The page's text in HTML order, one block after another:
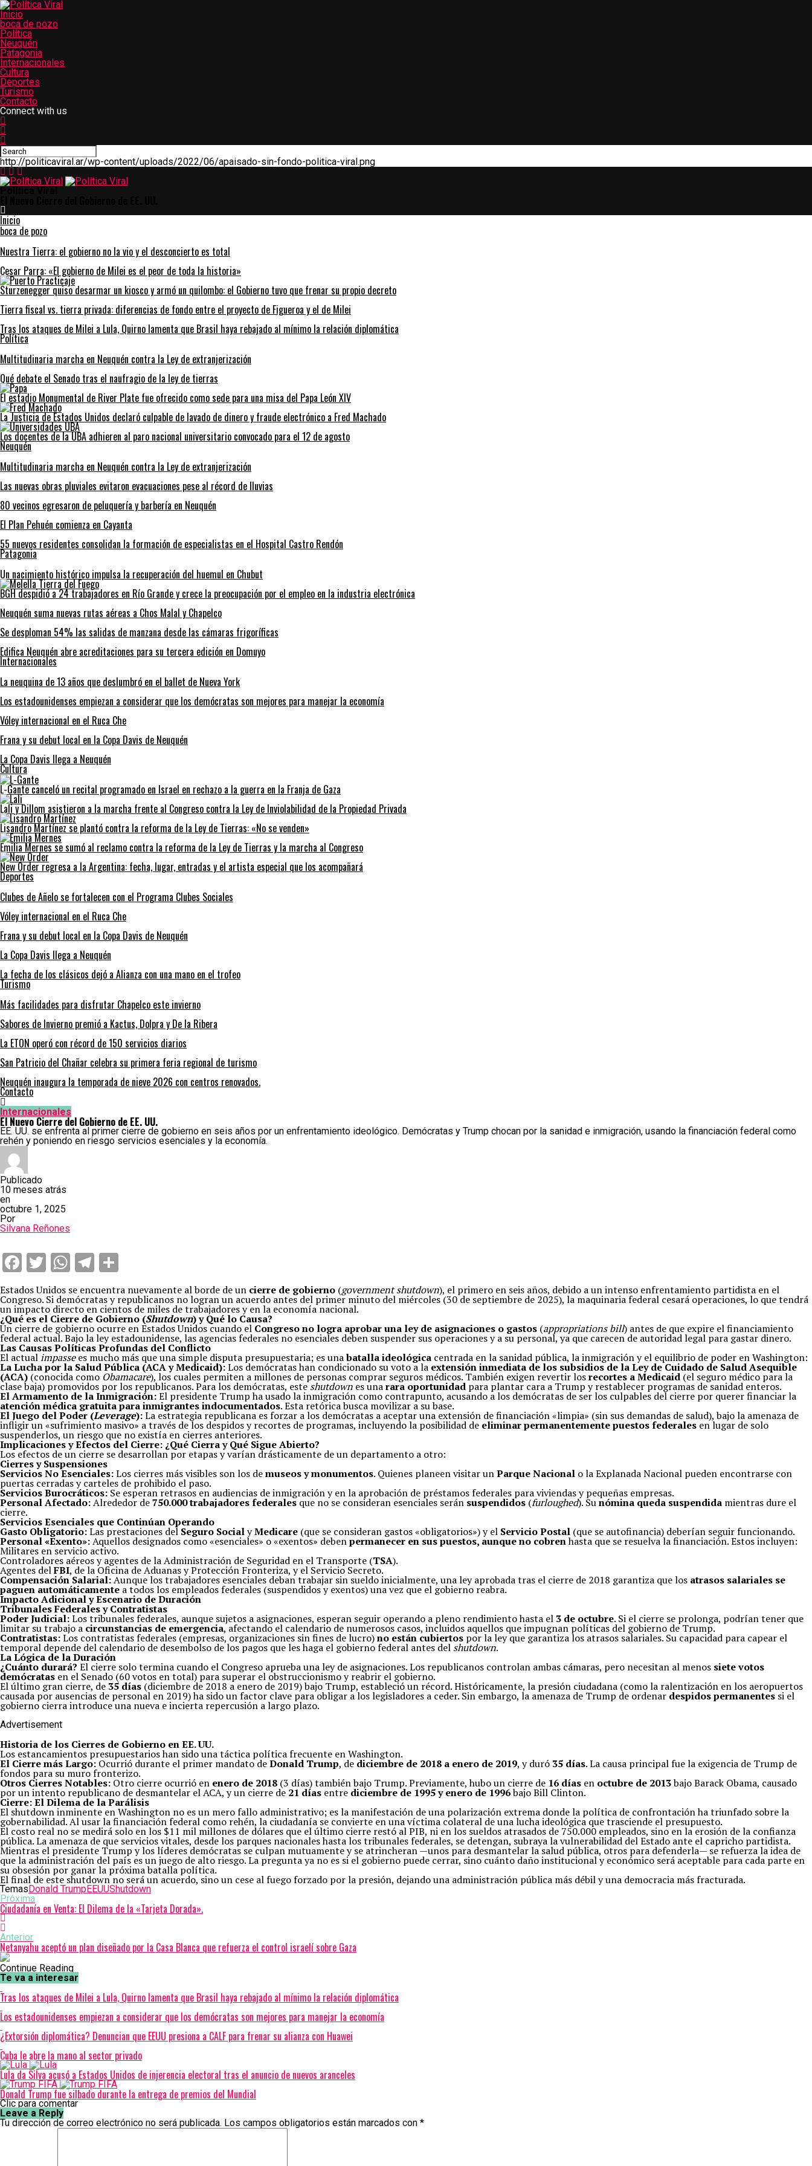
Inicio
boca de pozo
Política
Neuquén
Patagonia
Internacionales
Cultura
Deportes
Turismo
Contacto
Connect with us
http://politicaviral.ar/wp-content/uploads/2022/06/apaisado-sin-fondo-politica-viral.png
Inicio
boca de pozo
Nuestra Tierra: el gobierno no la vio y el desconcierto es total
Cesar Parra: «El gobierno de Milei es el peor de toda la historia»
Sturzenegger quiso desarmar un kiosco y armó un quilombo: el Gobierno tuvo que frenar su propio decreto
Tierra fiscal vs. tierra privada: diferencias de fondo entre el proyecto de Figueroa y el de Milei
Tras los ataques de Milei a Lula, Quirno lamenta que Brasil haya rebajado al mínimo la relación diplomática
Política
Multitudinaria marcha en Neuquén contra la Ley de extranjerización
Qué debate el Senado tras el naufragio de la ley de tierras
El estadio Monumental de River Plate fue ofrecido como sede para una misa del Papa León XIV
La Justicia de Estados Unidos declaró culpable de lavado de dinero y fraude electrónico a Fred Machado
Los docentes de la UBA adhieren al paro nacional universitario convocado para el 12 de agosto
Neuquén
Multitudinaria marcha en Neuquén contra la Ley de extranjerización
Las nuevas obras pluviales evitaron evacuaciones pese al récord de lluvias
80 vecinos egresaron de peluquería y barbería en Neuquén
El Plan Pehuén comienza en Cayanta
55 nuevos residentes consolidan la formación de especialistas en el Hospital Castro Rendón
Patagonia
Un nacimiento histórico impulsa la recuperación del huemul en Chubut
BGH despidió a 24 trabajadores en Río Grande y crece la preocupación por el empleo en la industria electrónica
Neuquén suma nuevas rutas aéreas a Chos Malal y Chapelco
Se desploman 54% las salidas de manzana desde las cámaras frigoríficas
Edifica Neuquén abre acreditaciones para su tercera edición en Domuyo
Internacionales
La neuquina de 13 años que deslumbró en el ballet de Nueva York
Los estadounidenses empiezan a considerar que los demócratas son mejores para manejar la economía
Vóley internacional en el Ruca Che
Frana y su debut local en la Copa Davis de Neuquén
La Copa Davis llega a Neuquén
Cultura
L-Gante canceló un recital programado en Israel en rechazo a la guerra en la Franja de Gaza
Lali y Dillom asistieron a la marcha frente al Congreso contra la Ley de Inviolabilidad de la Propiedad Privada
Lisandro Martínez se plantó contra la reforma de la Ley de Tierras: «No se venden»
Emilia Mernes se sumó al reclamo contra la reforma de la Ley de Tierras y la marcha al Congreso
New Order regresa a la Argentina: fecha, lugar, entradas y el artista especial que los acompañará
Deportes
Clubes de Añelo se fortalecen con el Programa Clubes Sociales
Vóley internacional en el Ruca Che
Frana y su debut local en la Copa Davis de Neuquén
La Copa Davis llega a Neuquén
La fecha de los clásicos dejó a Alianza con una mano en el trofeo
Turismo
Más facilidades para disfrutar Chapelco este invierno
Sabores de Invierno premió a Kactus, Dolpra y De la Ribera
La ETON operó con récord de 150 servicios diarios
San Patricio del Chañar celebra su primera feria regional de turismo
Neuquén inaugura la temporada de nieve 2026 con centros renovados.
Contacto
Internacionales
El Nuevo Cierre del Gobierno de EE. UU.
EE. UU. se enfrenta al primer cierre de gobierno en seis años por un enfrentamiento ideológico. Demócratas y Trump chocan por la sanidad e inmigración, usando la financiación federal como
rehén y poniendo en riesgo servicios esenciales y la economía.
Publicado
10 meses atrás
en
octubre 1, 2025
Por
Silvana Reñones
Facebook
Twitter
WhatsApp
Telegram
Estados Unidos se encuentra nuevamente al borde de un cierre de gobierno (government shutdown), el primero en seis años, debido a un intenso enfrentamiento partidista en el
Congreso. Si demócratas y republicanos no logran un acuerdo antes del primer minuto del miércoles (30 de septiembre de 2025), la maquinaria federal cesará operaciones, lo que tendrá
un impacto directo en cientos de miles de trabajadores y en la economía nacional.
¿Qué es el Cierre de Gobierno (Shutdown) y Qué lo Causa?
Un cierre de gobierno ocurre en Estados Unidos cuando el Congreso no logra aprobar una ley de asignaciones o gastos (appropriations bill) antes de que expire el financiamiento
federal actual. Bajo la ley estadounidense, las agencias federales no esenciales deben suspender sus operaciones y a su personal, ya que carecen de autoridad legal para gastar dinero.
Las Causas Políticas Profundas del Conflicto
El actualimpassees mucho más que una simple disputa presupuestaria; es unabatalla ideológica centrada en la sanidad pública, la inmigración y el equilibrio de poder en Washington:
La Lucha por la Salud Pública (ACA y Medicaid):Los demócratas han condicionado su voto a la extensión inmediata de los subsidios de la Ley de Cuidado de Salud Asequible
(ACA) (conocida como Obamacare), los cuales permiten a millones de personas comprar seguros médicos. También exigen revertir losrecortes a Medicaid (el seguro médico para la
clase baja) promovidos por los republicanos. Para los demócratas, esteshutdown es unarara oportunidad para plantar cara a Trump y restablecer programas de sanidad enteros.
El Armamento de la Inmigración:El presidente Trump ha usado la inmigración como contrapunto, acusando a los demócratas de ser los culpables del cierre por querer financiar la
atención médica gratuita para inmigrantes indocumentados. Esta retórica busca movilizar a su base.
El Juego del Poder (Leverage):La estrategia republicana es forzar a los demócratas a aceptar una extensión de financiación «limpia» (sin sus demandas de salud), bajo la amenaza de
infligir un «sufrimiento masivo» a través de los despidos y recortes de programas, incluyendo la posibilidad de eliminar permanentemente puestos federales en lugar de solo
suspenderlos, un riesgo que no existía en cierres anteriores.
Implicaciones y Efectos del Cierre: ¿Qué Cierra y Qué Sigue Abierto?
Los efectos de un cierre se desarrollan por etapas y varían drásticamente de un departamento a otro:
Cierres y Suspensiones
Servicios No Esenciales:Los cierres más visibles son los demuseos y monumentos. Quienes planeen visitar unParque Nacional o la Explanada Nacional pueden encontrarse con
puertas cerradas y carteles de prohibido el paso.
Servicios Burocráticos: Se esperan retrasos en audiencias de inmigración y en la aprobación de préstamos federales para viviendas y pequeñas empresas.
Personal Afectado:Alrededor de750.000 trabajadores federales que no se consideran esenciales serán suspendidos (furloughed). Sunómina queda suspendida mientras dure el
cierre.
Servicios Esenciales que Continúan Operando
Gasto Obligatorio:Las prestaciones del Seguro SocialyMedicare (que se consideran gastos «obligatorios») y el Servicio Postal (que se autofinancia) deberían seguir funcionando.
Personal «Exento»:Aquellos designados como «esenciales» o «exentos» debenpermanecer en sus puestos, aunque no cobrenhasta que se resuelva la financiación. Estos incluyen:
Militares en servicio activo.
Controladores aéreos y agentes de la Administración de Seguridad en el Transporte (TSA).
Agentes delFBI, de la Oficina de Aduanas y Protección Fronteriza, y el Servicio Secreto.
Compensación Salarial:Aunque los trabajadores esenciales deban trabajar sin sueldo inicialmente, una ley aprobada tras el cierre de 2018 garantiza que los atrasos salariales se
paguen automáticamente a todos los empleados federales (suspendidos y exentos) una vez que el gobierno reabra.
Impacto Adicional y Escenario de Duración
Tribunales Federales y Contratistas
Poder Judicial:Los tribunales federales, aunque sujetos a asignaciones, esperan seguir operando a pleno rendimiento hasta el 3 de octubre. Si el cierre se prolonga, podrían tener que
limitar su trabajo a circunstancias de emergencia, afectando el calendario de numerosos casos, incluidos aquellos que impugnan políticas del gobierno de Trump.
Contratistas:Los contratistas federales (empresas, organizaciones sin fines de lucro)no están cubiertos por la ley que garantiza los atrasos salariales. Su capacidad para capear el
temporal depende del calendario de desembolso de los pagos que les haga el gobierno federal antes del shutdown.
La Lógica de la Duración
¿Cuánto durará? El cierre solo termina cuando el Congreso aprueba una ley de asignaciones. Los republicanos controlan ambas cámaras, pero necesitan al menos siete votos
demócratas en el Senado (60 votos en total) para superar el obstruccionismo y reabrir el gobierno.
El último gran cierre, de 35 días (diciembre de 2018 a enero de 2019) bajo Trump, estableció un récord. Históricamente, la presión ciudadana (como la ralentización en los aeropuertos
causada por ausencias de personal en 2019) ha sido un factor clave para obligar a los legisladores a ceder. Sin embargo, la amenaza de Trump de ordenar despidos permanentes si el
gobierno cierra introduce una nueva e incierta repercusión a largo plazo.
Advertisement
Historia de los Cierres de Gobierno en EE. UU.
Los estancamientos presupuestarios han sido una táctica política frecuente en Washington.
El Cierre más Largo: Ocurrió durante el primer mandato deDonald Trump, de diciembre de 2018 a enero de 2019, y duró 35 días. La causa principal fue la exigencia de Trump de
fondos para su muro fronterizo.
Otros Cierres Notables: Otro cierre ocurrió en enero de 2018 (3 días) también bajo Trump. Previamente, hubo un cierre de 16 días en octubre de 2013bajo Barack Obama, causado
por un intento republicano de desmantelar el ACA, y un cierre de 21 días entre diciembre de 1995 y enero de 1996bajo Bill Clinton.
Cierre: El Dilema de la Parálisis
El shutdown inminente en Washington no es un mero fallo administrativo; es la manifestación de una polarización extrema donde la política de confrontación ha triunfado sobre la
gobernabilidad. Al usar la financiación federal como rehén, la ciudadanía se convierte en una víctima colateral de una lucha ideológica que trasciende el presupuesto.
El costo real no se medirá solo en los $11 mil millones de dólares que el último cierre restó al PIB, ni en los sueldos atrasados de 750.000 empleados, sino en la erosión de la confianza
pública. La amenaza de que servicios vitales, desde los parques nacionales hasta los tribunales federales, se detengan, subraya la vulnerabilidad del Estado ante el capricho partidista.
Mientras el presidente Trump y los líderes demócratas se culpan mutuamente y se atrincheran —unos para desmantelar la salud pública, otros para defenderla— se refuerza la idea de
que la administración del país es un juego de alto riesgo. La pregunta ya no es si el gobierno puede cerrar, sino cuánto daño institucional y económico será aceptable para cada parte en
su obsesión por ganar la próxima batalla política.
El final de este shutdown no será un acuerdo, sino un cese al fuego forzado por la presión, dejando una administración pública más débil y una democracia más fracturada.
TemasDonald TrumpEEUUShutdown
Próxima
Ciudadanía en Venta: El Dilema de la «Tarjeta Dorada».
Anterior
Netanyahu aceptó un plan diseñado por la Casa Blanca que refuerza el control israelí sobre Gaza
Continue Reading
Te va a interesar
Tras los ataques de Milei a Lula, Quirno lamenta que Brasil haya rebajado al mínimo la relación diplomática
Los estadounidenses empiezan a considerar que los demócratas son mejores para manejar la economía
¿Extorsión diplomática? Denuncian que EEUU presiona a CALF para frenar su alianza con Huawei
Cuba le abre la mano al sector privado
Lula da Silva acusó a Estados Unidos de injerencia electoral tras el anuncio de nuevos aranceles
Donald Trump fue silbado durante la entrega de premios del Mundial
Clic para comentar
Leave a Reply
Tu dirección de correo electrónico no será publicada. Los campos obligatorios están marcados con *